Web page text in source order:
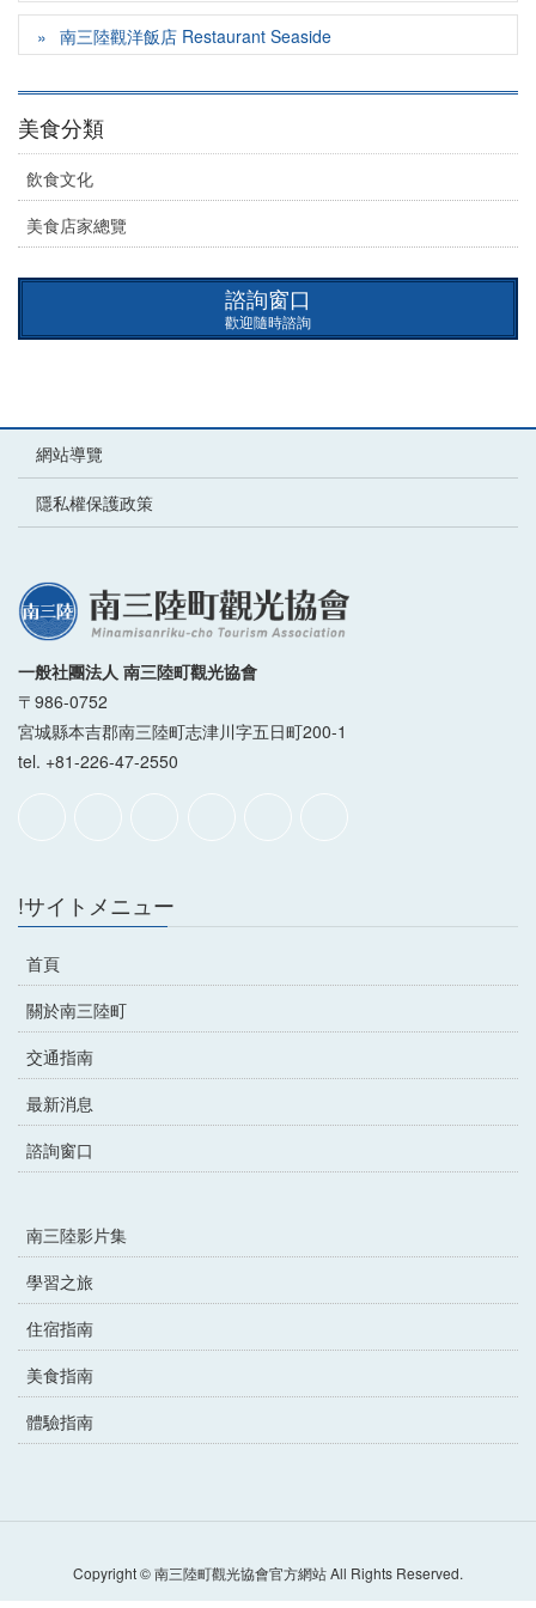
南三陸觀洋飯店 Restaurant Seaside
美食分類
飲食文化
美食店家總覽
諮詢窗口
歡迎隨時諮詢
網站導覽
隱私權保護政策
一般社團法人 南三陸町觀光協會
〒986-0752
宮城縣本吉郡南三陸町志津川字五日町200-1
tel. +81-226-47-2550
!サイトメニュー
首頁
關於南三陸町
交通指南
最新消息
諮詢窗口
南三陸影片集
學習之旅
住宿指南
美食指南
體驗指南
Copyright © 南三陸町觀光協會官方網站 All Rights Reserved.